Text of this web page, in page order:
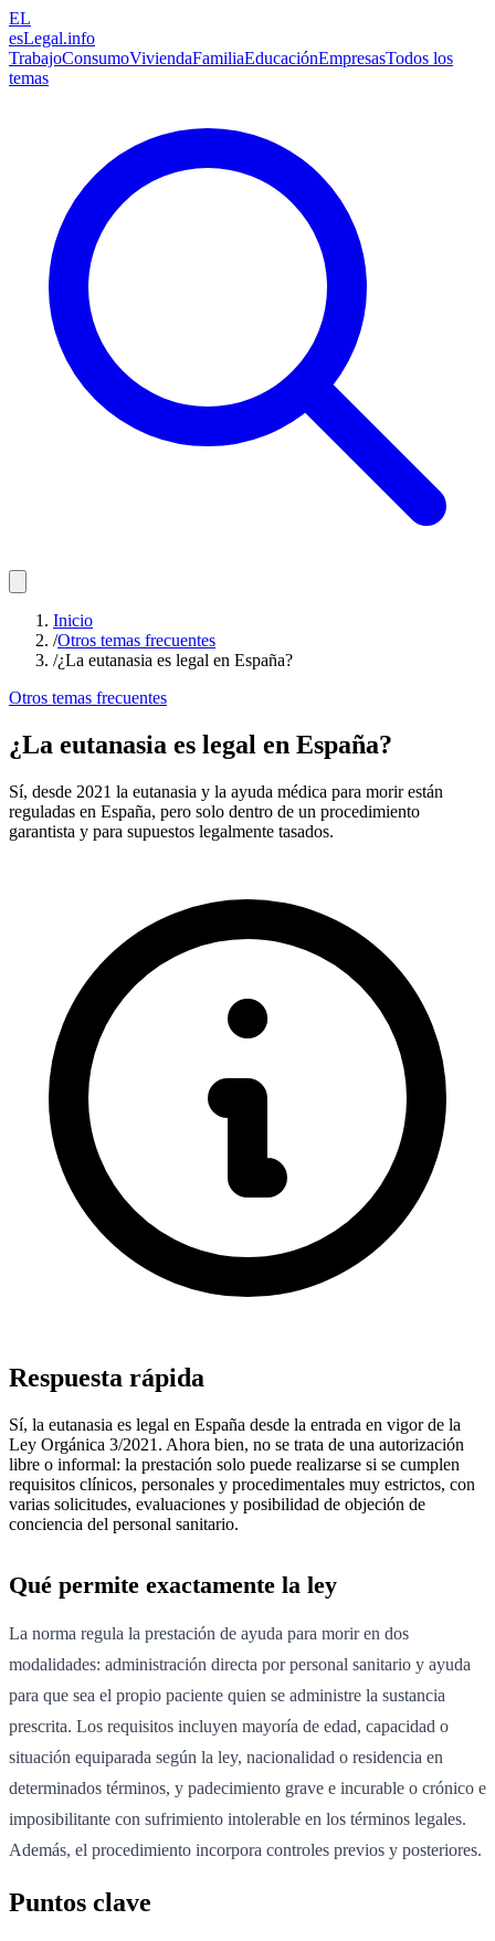
EL
esLegal.info
TrabajoConsumoViviendaFamiliaEducaciónEmpresasTodos los
temas
Inicio
/Otros temas frecuentes
/¿La eutanasia es legal en España?
Otros temas frecuentes
¿La eutanasia es legal en España?
Sí, desde 2021 la eutanasia y la ayuda médica para morir están
reguladas en España, pero solo dentro de un procedimiento
garantista y para supuestos legalmente tasados.
Respuesta rápida
Sí, la eutanasia es legal en España desde la entrada en vigor de la
Ley Orgánica 3/2021. Ahora bien, no se trata de una autorización
libre o informal: la prestación solo puede realizarse si se cumplen
requisitos clínicos, personales y procedimentales muy estrictos, con
varias solicitudes, evaluaciones y posibilidad de objeción de
conciencia del personal sanitario.
Qué permite exactamente la ley
La norma regula la prestación de ayuda para morir en dos
modalidades: administración directa por personal sanitario y ayuda
para que sea el propio paciente quien se administre la sustancia
prescrita. Los requisitos incluyen mayoría de edad, capacidad o
situación equiparada según la ley, nacionalidad o residencia en
determinados términos, y padecimiento grave e incurable o crónico e
imposibilitante con sufrimiento intolerable en los términos legales.
Además, el procedimiento incorpora controles previos y posteriores.
Puntos clave